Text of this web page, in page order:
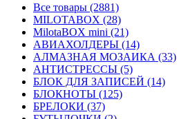
Все товары (2881)
MILOTABOX (28)
MilotaBOX mini (21)
АВИАХОЛДЕРЫ (14)
АЛМАЗНАЯ МОЗАИКА (33)
АНТИСТРЕССЫ (5)
БЛОК ДЛЯ ЗАПИСЕЙ (14)
БЛОКНОТЫ (125)
БРЕЛОКИ (37)